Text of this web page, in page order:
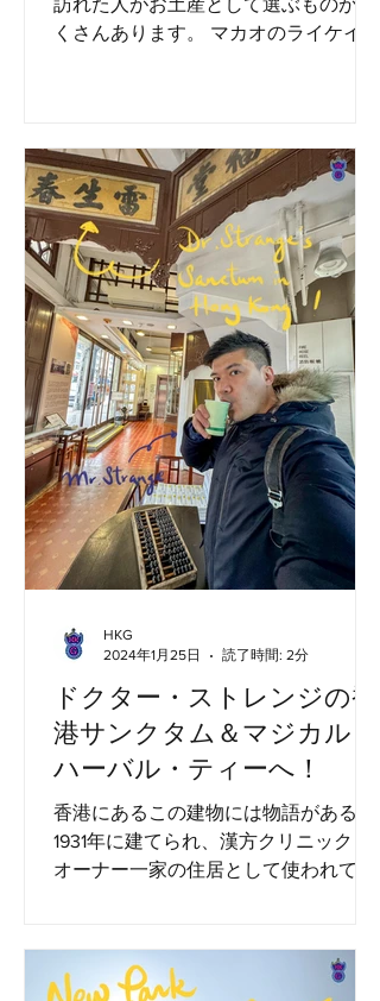
訪れた人がお土産として選ぶものがた
くさんあります。 マカオのライケイア
れています。1933年に設立され、1960
年代に現在の場所に移転しま...
ドクター・ストレンジの香
港サンクタム＆マジカル・
ハーバル・ティーへ！
香港にあるこの建物には物語がある。
1931年に建てられ、漢方クリニックと
オーナー一家の住居として使われてい
の創業者の一人。そのため、家族が住
むにはこれほど大きな建物が必要だっ
HKG
2024年1月25日
読了時間: 2分